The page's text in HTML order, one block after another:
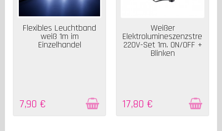
NICHT AUF LAGER
Flexibles Leuchtband
weiß 1m im
Einzelhandel
7,90 €
NICHT AUF LAGER
Weißer
Elektrolumineszenzstreifen
220V-Set 1m. ON/OFF +
Blinken
17,80 €